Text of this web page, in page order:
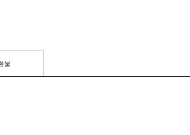
불